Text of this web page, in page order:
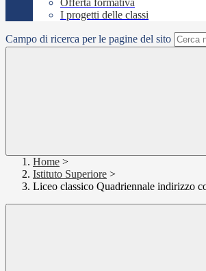
Offerta formativa
I progetti delle classi
Campo di ricerca per le pagine del sito
Home >
Istituto Superiore >
Liceo classico Quadriennale indirizzo